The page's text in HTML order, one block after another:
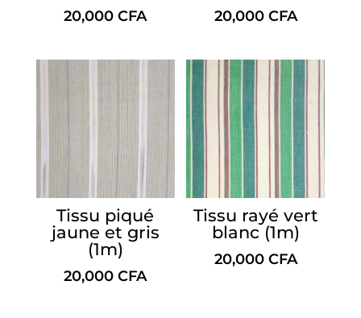
20,000CFA 20,000 CFA
Tissu piqué
jaune et gris
(1m)
20,000CFA
Tissu rayé vert
blanc (1m)
20,000 CFA